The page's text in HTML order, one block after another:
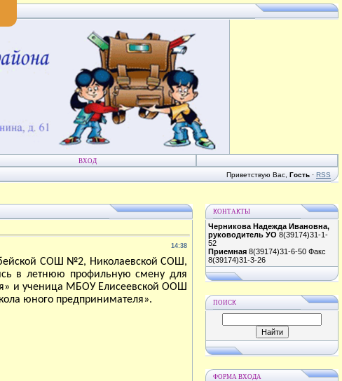
ВХОД
Приветствую Вас Гость · RSS
14:38
СОШ №2, Николаевской СОШ,
в летнюю профильную смену для
и ученица МБОУ Елисеевской ООШ
юного предпринимателя».
КОНТАКТЫ
Черникова Надежда Ивановна,
руководитель УО 8(39174)31-1-
52
Приемная 8(39174)31-6-50 Факс
8(39174)31-3-26
ПОИСК
ФОРМА ВХОДА